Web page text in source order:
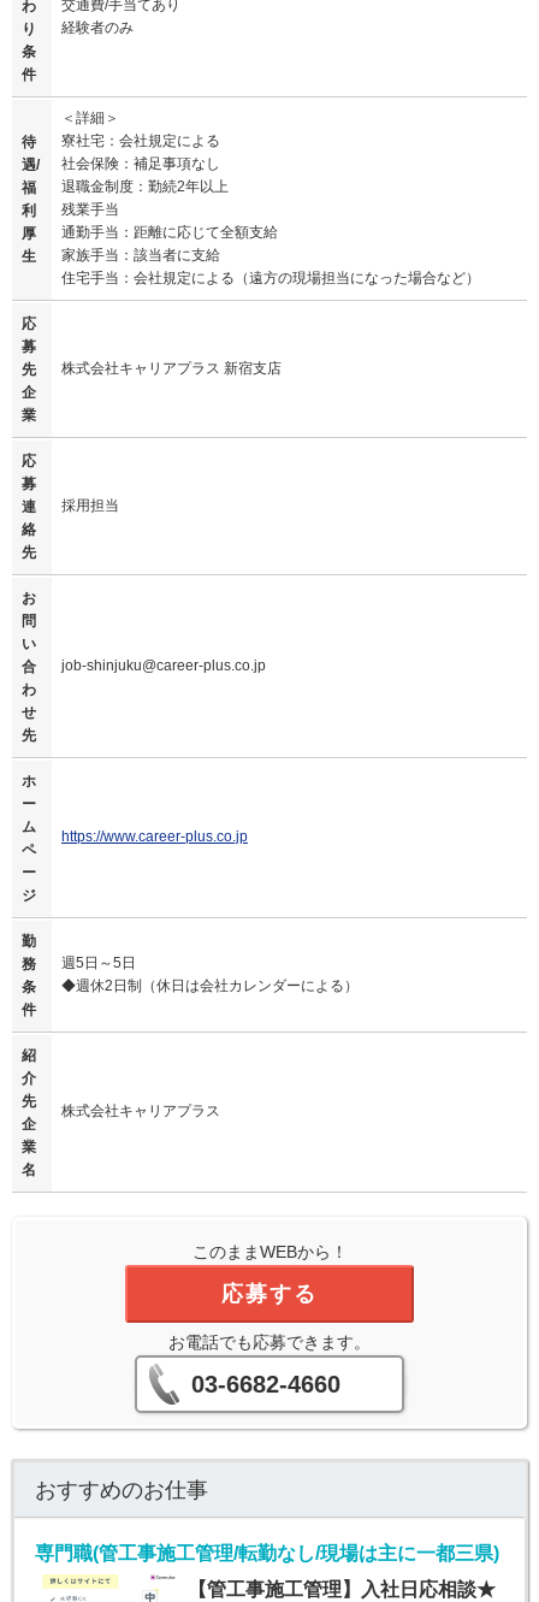
わ
り
条
件
交通費/手当てあり
経験者のみ
待
遇/
福
利
厚
生
＜詳細＞
寮社宅：会社規定による
社会保険：補足事項なし
退職金制度：勤続2年以上
残業手当
通勤手当：距離に応じて全額支給
家族手当：該当者に支給
住宅手当：会社規定による（遠方の現場担当になった場合など）
応
募
先
企
業
株式会社キャリアプラス 新宿支店
応
募
連
絡
先
採用担当
お
問
い
合
わ
せ
先
job-shinjuku@career-plus.co.jp
ホ
ー
ム
ペ
ー
ジ
https://www.career-plus.co.jp
勤
務
条
件
週5日～5日
◆週休2日制（休日は会社カレンダーによる）
紹
介
先
企
業
名
株式会社キャリアプラス
このままWEBから！
応募する
お電話でも応募できます。
03-6682-4660
おすすめのお仕事
専門職(管工事施工管理/転勤なし/現場は主に一都三県)
【管工事施工管理】入社日応相談★